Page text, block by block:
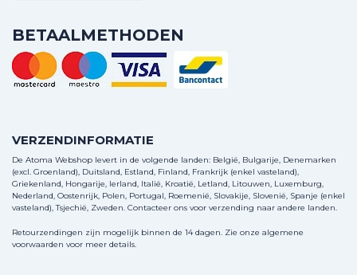
BETAALMETHODEN
VERZENDINFORMATIE
De Atoma Webshop levert in de volgende landen: België, Bulgarije, Denemarken
(excl. Groenland), Duitsland, Estland, Finland, Frankrijk (enkel vasteland),
Griekenland, Hongarije, Ierland, Italië, Kroatië, Letland, Litouwen, Luxemburg,
Nederland, Oostenrijk, Polen, Portugal, Roemenië, Slovakije, Slovenië, Spanje (enkel
vasteland), Tsjechië, Zweden. Contacteer ons voor verzending naar andere landen.
Retourzendingen zijn mogelijk binnen de 14 dagen. Zie onze algemene
voorwaarden voor meer details.